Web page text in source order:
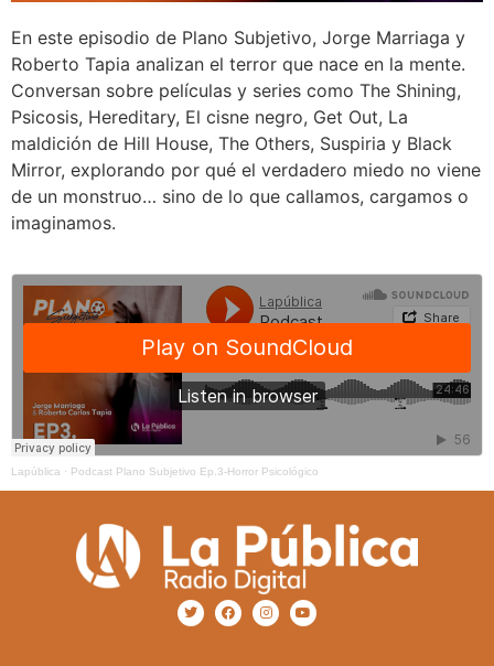
En este episodio de Plano Subjetivo, Jorge Marriaga y
Roberto Tapia analizan el terror que nace en la mente.
Conversan sobre películas y series como The Shining,
Psicosis, Hereditary, El cisne negro, Get Out, La
maldición de Hill House, The Others, Suspiria y Black
Mirror, explorando por qué el verdadero miedo no viene
de un monstruo… sino de lo que callamos, cargamos o
imaginamos.
Lapública · Podcast Plano Subjetivo Ep.3-Horror Psicológico